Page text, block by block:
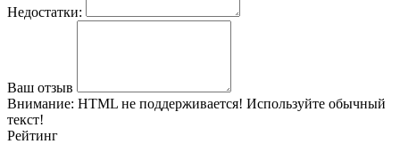
Недостатки:
Ваш отзыв
Внимание: HTML не поддерживается! Используйте обычный
текст!
Рейтинг